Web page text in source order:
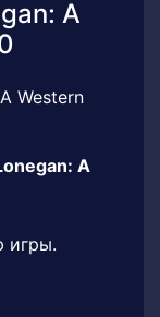
A
A
игры.